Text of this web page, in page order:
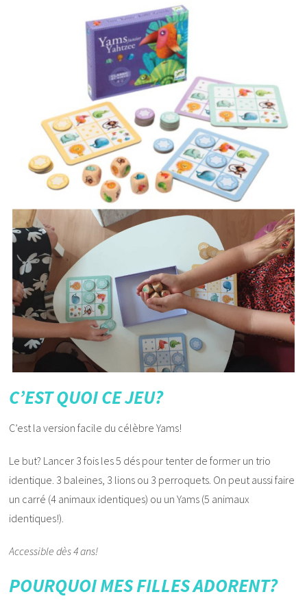
C’EST QUOI CE JEU?
C’est la version facile du célèbre Yams!
Le but? Lancer 3 fois les 5 dés pour tenter de former un trio
identique. 3 baleines, 3 lions ou 3 perroquets. On peut aussi faire
un carré (4 animaux identiques) ou un Yams (5 animaux
identiques!).
Accessible dès 4 ans!
POURQUOI MES FILLES ADORENT?